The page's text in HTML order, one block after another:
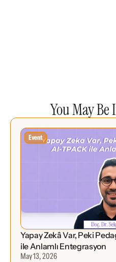
You May
Event
Yapay Zekâ Var, Peki
ile Anlamlı Entegrasyon
May 13, 2026